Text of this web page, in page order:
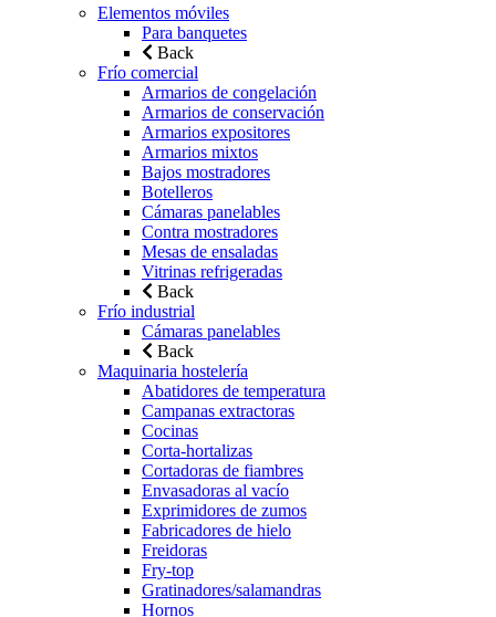
Elementos móviles
Para banquetes
Back
Frío comercial
Armarios de congelación
Armarios de conservación
Armarios expositores
Armarios mixtos
Bajos mostradores
Botelleros
Cámaras panelables
Contra mostradores
Mesas de ensaladas
Vitrinas refrigeradas
Back
Frío industrial
Cámaras panelables
Back
Maquinaria hostelería
Abatidores de temperatura
Campanas extractoras
Cocinas
Corta-hortalizas
Cortadoras de fiambres
Envasadoras al vacío
Exprimidores de zumos
Fabricadores de hielo
Freidoras
Fry-top
Gratinadores/salamandras
Hornos